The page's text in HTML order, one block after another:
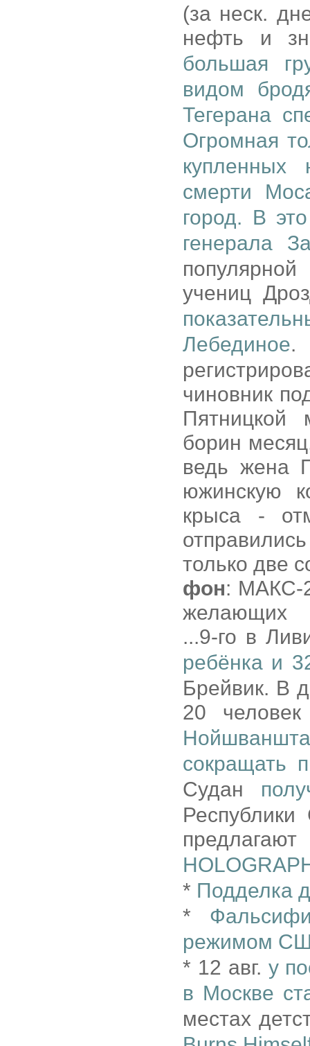
(за неск.
нефть и
большая
видом
Тегерана
Огромная
купленных
смерти
город. В
генерала
учениц
Лебединое.
чиновник
Пятницкой
борин
ведь жена
южинскую
крыса -
только две
фон: МАКС-
желающих
...9-го в
ребёнка и
Брейвик. В
20
сокращать
Судан
* Подделка
*
режимом
* 12 авг. у
в Москве
местах